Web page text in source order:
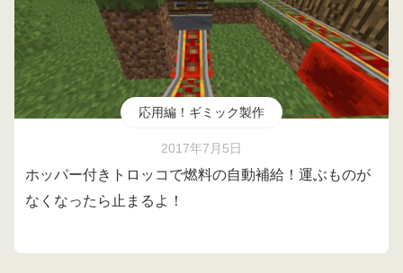
応用編！ギミック製作
2017年7月5日
ホッパー付きトロッコで燃料の自動補給！運ぶものが
なくなったら止まるよ！